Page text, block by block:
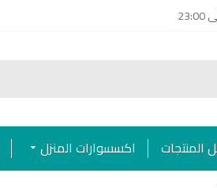
المنتجات اكسسوارات المنزل